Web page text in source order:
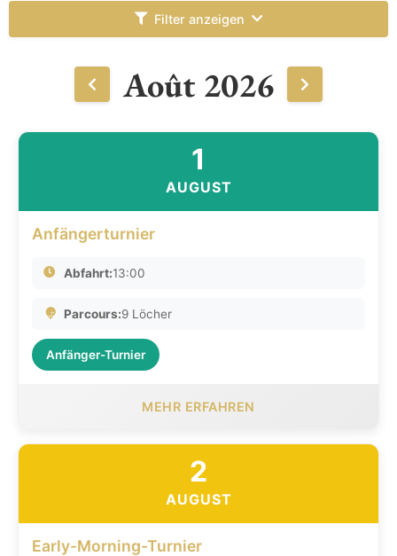
Filter anzeigen
Août 2026
1
AUGUST
Anfängerturnier
Abfahrt:13:00
Parcours:9 Löcher
Anfänger-Turnier
MEHR ERFAHREN
2
AUGUST
Early-Morning-Turnier